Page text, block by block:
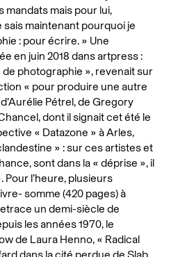
mais pour lui,
sais maintenant pourquoi je
: pour écrire. » Une
en juin 2018 dans artpress :
de photographie », revenait sur
« pour produire une autre
Pétrel, de Gregory
dont il signait cet été le
« Datazone » à Arles,
» : sur ces artistes et
sont dans la « déprise », il
l’heure, plusieurs
somme (420 pages) à
un demi-siècle de
les années 1970, le
de Laura Henno, « Radical